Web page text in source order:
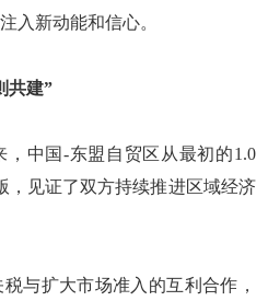
入新动能和信心。
共建”
中国-东盟自贸区从最初的1.0
，见证了双方持续推进区域经济
扩大市场准入的互利合作，